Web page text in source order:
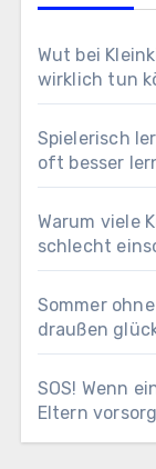
Wut bei
wirklich tun
Spielerisch
oft besser
Warum viele
schlecht
Sommer
draußen
SOS! Wenn
Eltern